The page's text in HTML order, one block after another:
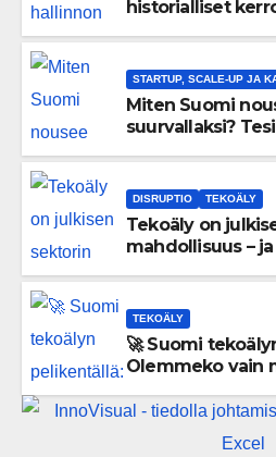
historialliset
STARTUP, SCALE-UP JA
Miten Suomi
suurvallaksi?
DISRUPTIO TEKOÄLY
Tekoäly on
mahdollisuus –
TEKOÄLY
🚀 Suomi
Olemmeko vain
gigatehtaan?